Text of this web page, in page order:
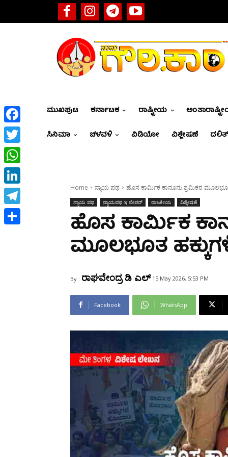
ಮುಖಪುಟ ಕರ್ನಾಟಕ ರಾಷ್ಟ್ರೀಯ
ಸಿನಿಮಾ
ಚಳವಳಿ ವಿಡಿಯೋ ವಿಶ್ಲೇಷಣೆ ದಲಿತ್
Home ನ್ಯಾಯ ಪಥ ಹೊಸ ಕಾರ್ಮಿಕ ಕಾನೂನು ಶ್ರಮಿಕರ ಮೂಲಭೂತ
ನ್ಯಾಯ ಪಥ ನ್ಯಾಯಪಥ ಇ ಪೇಪರ್ ರಾಜಕೀಯ ವಿಶ್ಲೇಷಣೆ
ಹೊಸ ಕಾರ್ಮಿಕ
ಮೂಲಭೂತ
By : ರಾಘವೇಂದ್ರ ಡಿ ಎಲ್ 15 May 2026, 5:53 PM
Facebook WhatsApp
Facebook
Twitter
WhatsApp
LinkedIn
Telegram